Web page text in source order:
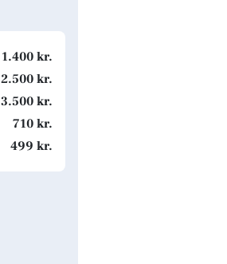
1.400 kr.
2.500 kr.
3.500 kr.
710 kr.
499 kr.